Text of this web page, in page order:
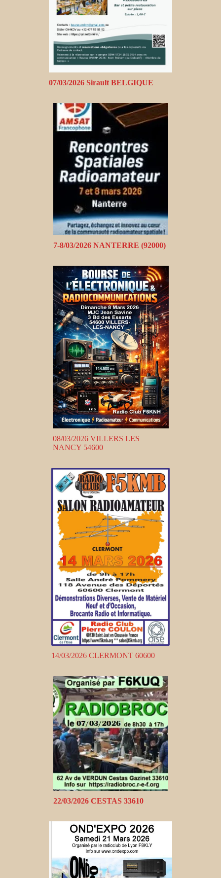
07/03/2026 Sirault BELGIQUE
7-8/03/2026 NANTERRE (92000)
08/03/2026 VILLERS LES
NANCY 54600
14/03/2026 CLERMONT 60600
22/03/2026 CESTAS 33610